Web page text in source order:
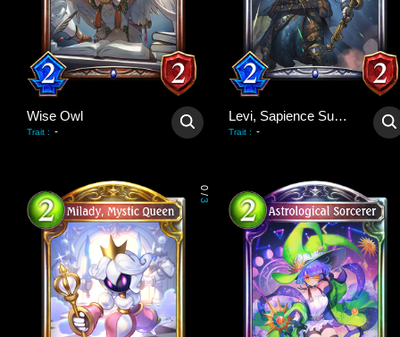
Wise Owl
Trait : -
Levi, Sapience Supreme
Trait : -
0
/
3